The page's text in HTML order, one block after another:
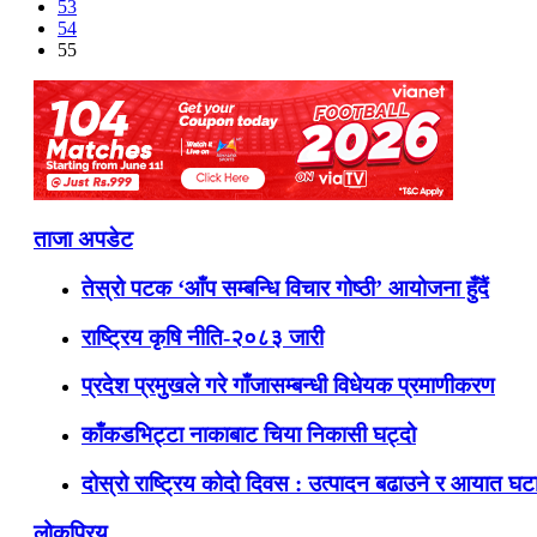
53
54
55
ताजा अपडेट
तेस्रो पटक ‘आँप सम्बन्धि विचार गोष्ठी’ आयोजना हुँदैं
राष्ट्रिय कृषि नीति-२०८३ जारी
प्रदेश प्रमुखले गरे गाँजासम्बन्धी विधेयक प्रमाणीकरण
काँकडभिट्टा नाकाबाट चिया निकासी घट्दो
दोस्रो राष्ट्रिय कोदो दिवस : उत्पादन बढाउने र आयात